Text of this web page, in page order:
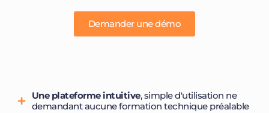
Demander une démo
Une plateforme intuitive, simple d'utilisation ne
demandant aucune formation technique préalable